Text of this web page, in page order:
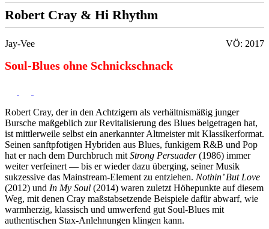
Robert Cray & Hi Rhythm
Jay-Vee VÖ: 2017
Soul-Blues ohne Schnickschnack
Robert Cray, der in den Achtzigern als verhältnismäßig junger
Bursche maßgeblich zur Revitalisierung des Blues beigetragen hat,
ist mittlerweile selbst ein anerkannter Altmeister mit Klassikerformat.
Seinen sanftpfotigen Hybriden aus Blues, funkigem R&B und Pop
hat er nach dem Durchbruch mit Strong Persuader(1986) immer
weiter verfeinert — bis er wieder dazu überging, seiner Musik
sukzessive das Mainstream-Element zu entziehen. Nothin’ But Love
(2012) und In My Soul (2014) waren zuletzt Höhepunkte auf diesem
Weg, mit denen Cray maßstabsetzende Beispiele dafür abwarf, wie
warmherzig, klassisch und umwerfend gut Soul-Blues mit
authentischen Stax-Anlehnungen klingen kann.